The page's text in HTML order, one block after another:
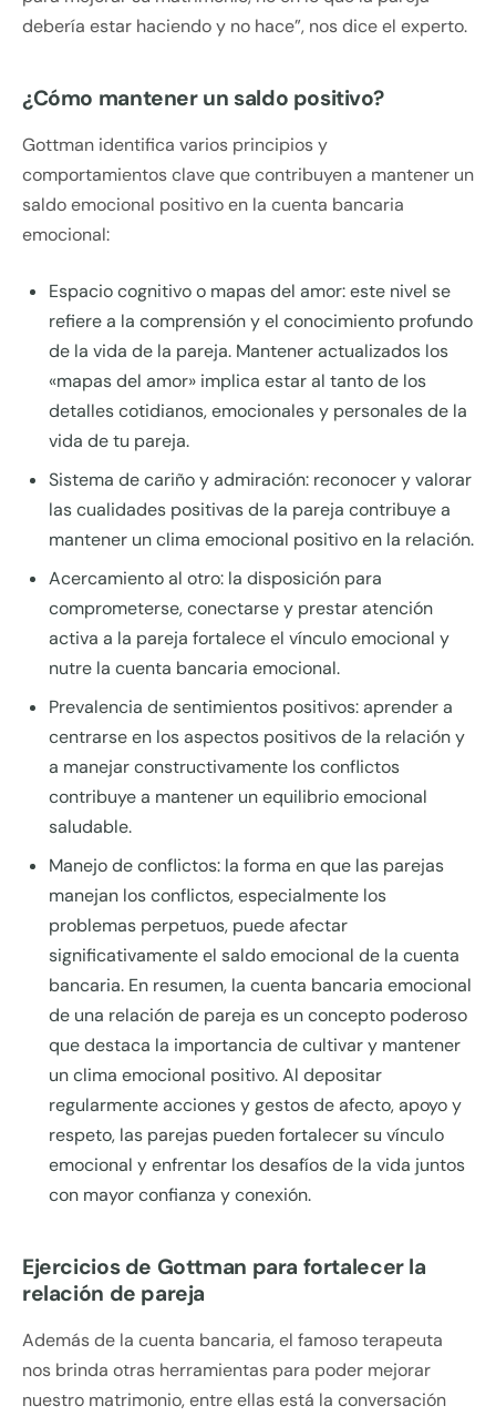
debería estar haciendo y no hace”, nos dice el experto.
¿Cómo mantener un saldo positivo?
Gottman identifica varios principios y
comportamientos clave que contribuyen a mantener un
saldo emocional positivo en la cuenta bancaria
emocional:
Espacio cognitivo o mapas del amor: este nivel se
refiere a la comprensión y el conocimiento profundo
de la vida de la pareja. Mantener actualizados los
«mapas del amor» implica estar al tanto de los
detalles cotidianos, emocionales y personales de la
vida de tu pareja.
Sistema de cariño y admiración: reconocer y valorar
las cualidades positivas de la pareja contribuye a
mantener un clima emocional positivo en la relación.
Acercamiento al otro: la disposición para
comprometerse, conectarse y prestar atención
activa a la pareja fortalece el vínculo emocional y
nutre la cuenta bancaria emocional.
Prevalencia de sentimientos positivos: aprender a
centrarse en los aspectos positivos de la relación y
a manejar constructivamente los conflictos
contribuye a mantener un equilibrio emocional
saludable.
Manejo de conflictos: la forma en que las parejas
manejan los conflictos, especialmente los
problemas perpetuos, puede afectar
significativamente el saldo emocional de la cuenta
bancaria. En resumen, la cuenta bancaria emocional
de una relación de pareja es un concepto poderoso
que destaca la importancia de cultivar y mantener
un clima emocional positivo. Al depositar
regularmente acciones y gestos de afecto, apoyo y
respeto, las parejas pueden fortalecer su vínculo
emocional y enfrentar los desafíos de la vida juntos
con mayor confianza y conexión.
Ejercicios de Gottman para fortalecer la
relación de pareja
Además de la cuenta bancaria, el famoso terapeuta
nos brinda otras herramientas para poder mejorar
nuestro matrimonio, entre ellas está la conversación